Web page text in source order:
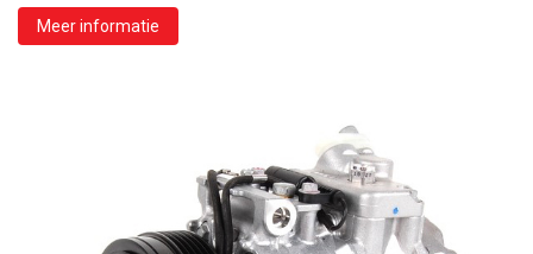
Meer informatie